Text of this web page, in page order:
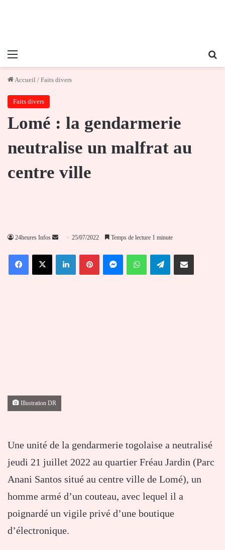
Menu
Accueil / Faits divers
Faits divers
Lomé : la gendarmerie
neutralise un malfrat au
centre ville
24heures Infos
Envoyer
courriel
25/07/2022 Temps de lecture 1 minute
FacebookX LinkedinPinterestMessengerWhatsAppTelegramPartager par email
Illustration DR
Une unité de la gendarmerie togolaise a neutralisé
jeudi 21 juillet 2022 au quartier Fréau Jardin (Parc
Anani Santos situé au centre ville de Lomé), un
homme armé d’un couteau, avec lequel il a
poignardé un vigile privé d’une boutique
d’électronique.